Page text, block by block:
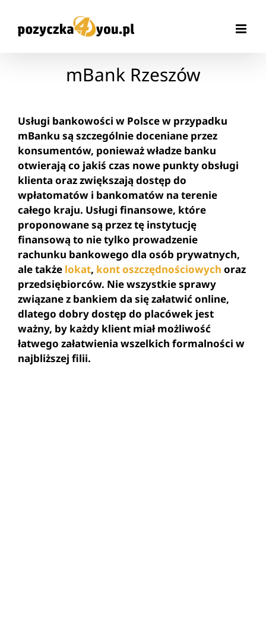
zawartości
mBank Rzeszów
Usługi bankowości w Polsce w przypadku
mBanku są szczególnie doceniane przez
konsumentów, ponieważ władze banku
otwierają co jakiś czas nowe punkty obsługi
klienta oraz zwiększają dostęp do
wpłatomatów i bankomatów na terenie
całego kraju. Usługi finansowe, które
proponowane są przez tę instytucję
finansową to nie tylko prowadzenie
rachunku bankowego dla osób prywatnych,
ale także lokat, kont oszczędnościowych oraz
przedsiębiorców. Nie wszystkie sprawy
związane z bankiem da się załatwić online,
dlatego dobry dostęp do placówek jest
ważny, by każdy klient miał możliwość
łatwego załatwienia wszelkich formalności w
najbliższej filii.